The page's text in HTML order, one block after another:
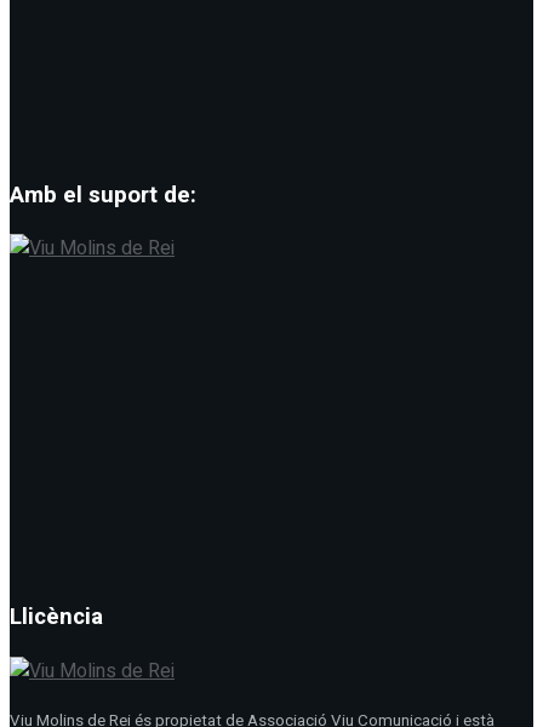
Amb el suport de:
Llicència
Viu Molins de Rei és propietat de Associació Viu Comunicació i està